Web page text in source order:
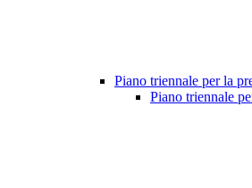
Piano triennale per la
Piano triennale